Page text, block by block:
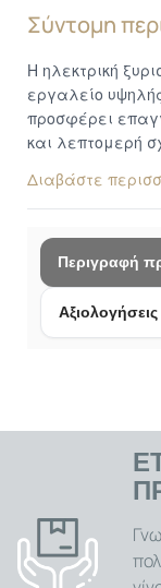
Σύντομη
Η ηλεκτρική
εργαλείο
προσφέρει
και λεπτομερή
αντιολισθητική
ασφαλές
δημιουργήσετε
επιθυμείτε με
Κινητήρας και
Άψογα
ισχυρό
μηχανή δεν
σταματάει,
σκληρά ή
ομαλή και
Χρήσης με ή
Μπαταρίας: Η
συνδεδεμένη στην πρίζα όσο
Διαβάστε
Περιγραφή
Αξιολογήσεις